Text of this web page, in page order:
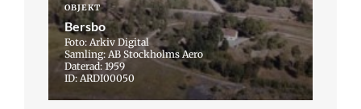
OBJEKT
Bersbo
Foto: Arkiv Digital
Samling: AB Stockholms Aero
Daterad: 1959
ID: ARDI00050